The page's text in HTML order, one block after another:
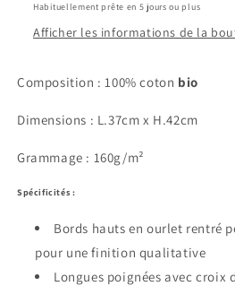
Habituellement prête en 5 jours ou plus
Afficher les informations de la
Composition : 100% coton bio
Dimensions : L.37cm x H.42cm
Grammage : 160g/m²
Spécificités :
Bords hauts en ourlet rentré
pour une finition qualitative
Longues poignées avec croix